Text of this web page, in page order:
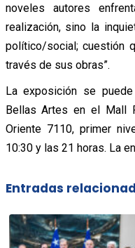
noveles autores
realización, sino la
político/social; cuestión
través de sus obras”.
La exposición se
Bellas Artes en el Mall
Oriente 7110, primer
10:30 y las 21 horas. La
Entradas